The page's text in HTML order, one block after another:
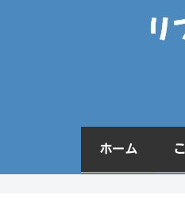
ホーム